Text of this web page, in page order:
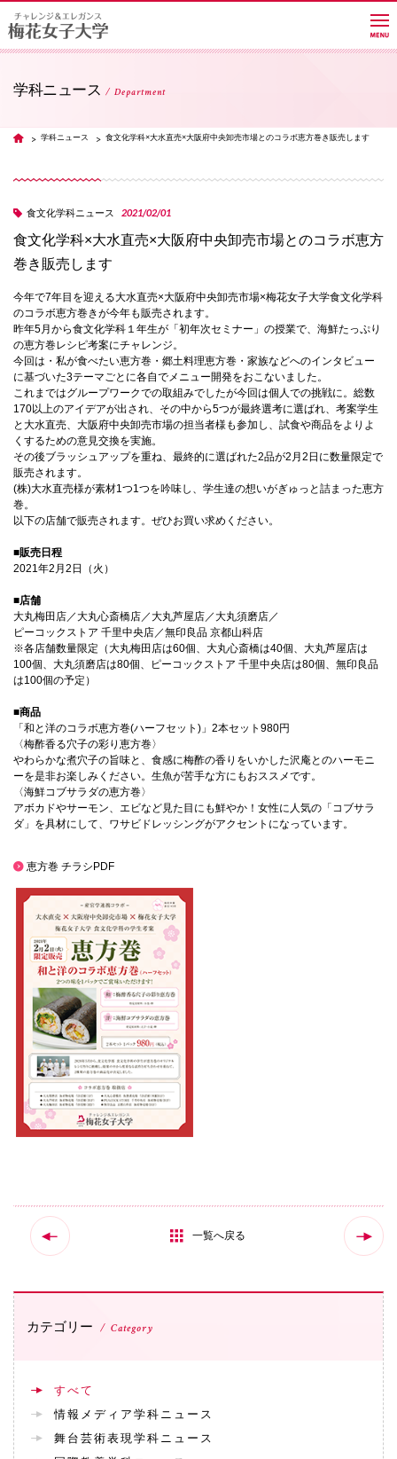
学部・学科・大学院
教員紹介サイト
キャンパスライフ
進路・就職
国際交流
産学連携
入試情報
交通アクセス
072-643-6221
入試広報部
072-643-6566
お問い合わせ 交通アクセス
BCCS 梅花メール
学科ニュース Department
TOP 学科ニュース 食文化学科×大水直売×大阪府中央卸売市場とのコラボ恵方巻き販売します
食文化学科ニュース 2021/02/01
食文化学科×大水直売×大阪府中央卸売市場とのコラボ恵方
巻き販売します
今年で7年目を迎える大水直売×大阪府中央卸売市場×梅花女子大学食文化学科
のコラボ恵方巻きが今年も販売されます。
昨年5月から食文化学科１年生が「初年次セミナー」の授業で、海鮮たっぷり
の恵方巻レシピ考案にチャレンジ。
今回は・私が食べたい恵方巻・郷土料理恵方巻・家族などへのインタビュー
に基づいた3テーマごとに各自でメニュー開発をおこないました。
これまではグループワークでの取組みでしたが今回は個人での挑戦に。総数
170以上のアイデアが出され、その中から5つが最終選考に選ばれ、考案学生
と大水直売、大阪府中央卸売市場の担当者様も参加し、試食や商品をよりよ
くするための意見交換を実施。
その後ブラッシュアップを重ね、最終的に選ばれた2品が2月2日に数量限定で
販売されます。
(株)大水直売様が素材1つ1つを吟味し、学生達の想いがぎゅっと詰まった恵方
巻。
以下の店舗で販売されます。ぜひお買い求めください。
■販売日程
2021年2月2日（火）
■店舗
大丸梅田店／大丸心斎橋店／大丸芦屋店／大丸須磨店／
ピーコックストア 千里中央店／無印良品 京都山科店
※各店舗数量限定（大丸梅田店は60個、大丸心斎橋は40個、大丸芦屋店は
100個、大丸須磨店は80個、ピーコックストア 千里中央店は80個、無印良品
は100個の予定）
■商品
「和と洋のコラボ恵方巻(ハーフセット)」2本セット980円
〈梅酢香る穴子の彩り恵方巻〉
やわらかな煮穴子の旨味と、食感に梅酢の香りをいかした沢庵とのハーモニ
ーを是非お楽しみください。生魚が苦手な方にもおススメです。
〈海鮮コブサラダの恵方巻〉
アボカドやサーモン、エビなど見た目にも鮮やか！女性に人気の「コブサラ
ダ」を具材にして、ワサビドレッシングがアクセントになっています。
恵方巻 チラシPDF
一覧へ戻る
カテゴリー Category
すべて
情報メディア学科ニュース
舞台芸術表現学科ニュース